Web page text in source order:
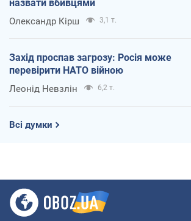
назвати вбивцями
Олександр Кірш 3,1 т.
Захід проспав загрозу: Росія може
перевірити НАТО війною
Леонід Невзлін 6,2 т.
Всі думки